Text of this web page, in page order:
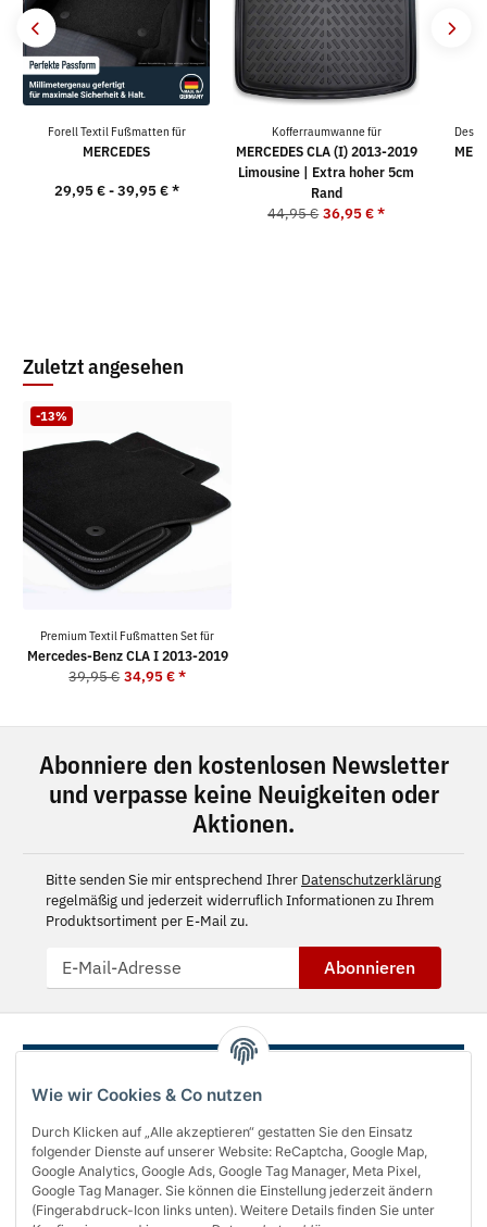
Wie wir Cookies & Co nutzen
Durch Klicken auf „Alle akzeptieren“ gestatten Sie den Einsatz
folgender Dienste auf unserer Website: ReCaptcha, Google Map,
Google Analytics, Google Ads, Google Tag Manager, Meta Pixel,
Google Tag Manager. Sie können die Einstellung jederzeit ändern
(Fingerabdruck-Icon links unten). Weitere Details finden Sie unter
Forell Textil Fußmatten für
MERCEDES
29,95 € -39,95 €*
Kofferraumwanne für
MERCEDES CLA (I) 2013-2019
Limousine | Extra hoher 5cm
Rand
44,95 € 36,95 €*
Zuletzt angesehen
-13%
Premium Textil Fußmatten Set für
Mercedes-Benz CLA I 2013-2019
39,95 € 34,95 €*
Abonniere den kostenlosen Newsletter
und verpasse keine Neuigkeiten oder
Aktionen.
Bitte senden Sie mir entsprechend Ihrer Datenschutzerklärung
regelmäßig und jederzeit widerruflich Informationen zu Ihrem
Produktsortiment per E-Mail zu.
Abonnieren
Über uns